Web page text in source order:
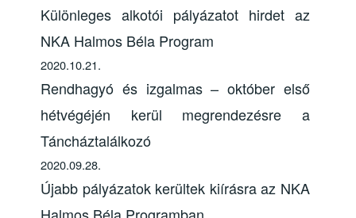
Különleges alkotói pályázatot hirdet az
NKA Halmos Béla Program
2020.10.21.
Rendhagyó és izgalmas – október első
hétvégéjén kerül megrendezésre a
Táncháztalálkozó
2020.09.28.
Újabb pályázatok kerültek kiírásra az NKA
Halmos Béla Programban